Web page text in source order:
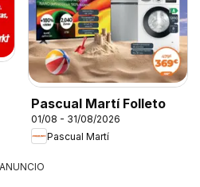
Pascual Martí Folleto
01/08 - 31/08/2026
Pascual Martí
ANUNCIO